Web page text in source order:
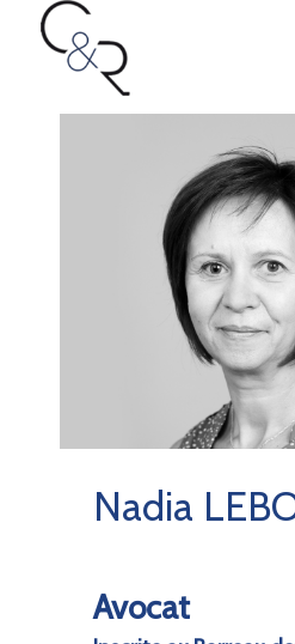
Nadia
Avocat